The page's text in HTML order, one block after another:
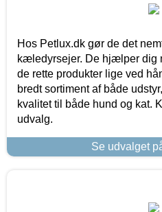
Hos Petlux.dk gør de det
kæledyrsejer. De hjælper dig
de rette produkter lige ved
bredt sortiment af både
kvalitet til både hund og kat.
udvalg.
Se udvalget